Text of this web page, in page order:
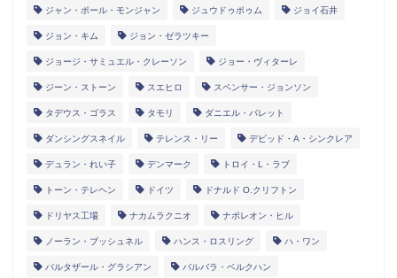
ジャン・ポール・モンジャン ジュウドゥポゥム ジョイ石井
ジョン・キム ジョン・ゼラツキー
ジョージ・サミュエル・クレーソン ジョー・ヴィターレ
ジーン・ストーン スエヒロ スペンサー・ジョンソン
タデウス・ゴラス タモリ ダニエル・バレット
ダンシングスネイル テレンス・リー デビッド・A・シンクレア
デュラン・れい子 デンマーク トロイ・L・ラブ
トーン・テレヘン ドイツ ドナルド O.クリフトン
ドリヤス工場 ナカムラクニオ ナポレオン・ヒル
ノーラン・ブッシュネル ハンス・ロスリング ハ・ワン
バルタザール・グラシアン バルバラ・ベルクハン